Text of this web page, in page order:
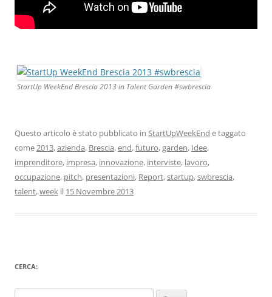
StartUp WeekEnd Brescia 2013 in Talent Garden #swbrescia
Questo articolo è stato pubblicato in StartUpWeekEnd e taggato
come2013,azienda, Brescia,end,futuro,garden, Idee,
imprenditore, impresa, innovazione, interviste, lavoro,
occupazione, pitch, presentazioni, Report,startup,swbrescia,
talent,week il 15 Novembre 2013
CERCA: